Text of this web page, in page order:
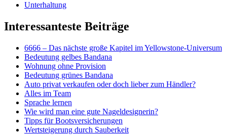
Unterhaltung
Interessanteste Beiträge
6666 – Das nächste große Kapitel im Yellowstone-Universum
Bedeutung gelbes Bandana
Wohnung ohne Provision
Bedeutung grünes Bandana
Auto privat verkaufen oder doch lieber zum Händler?
Alles im Team
Sprache lernen
Wie wird man eine gute Nageldesignerin?
Tipps für Bootsversicherungen
Wertsteigerung durch Sauberkeit